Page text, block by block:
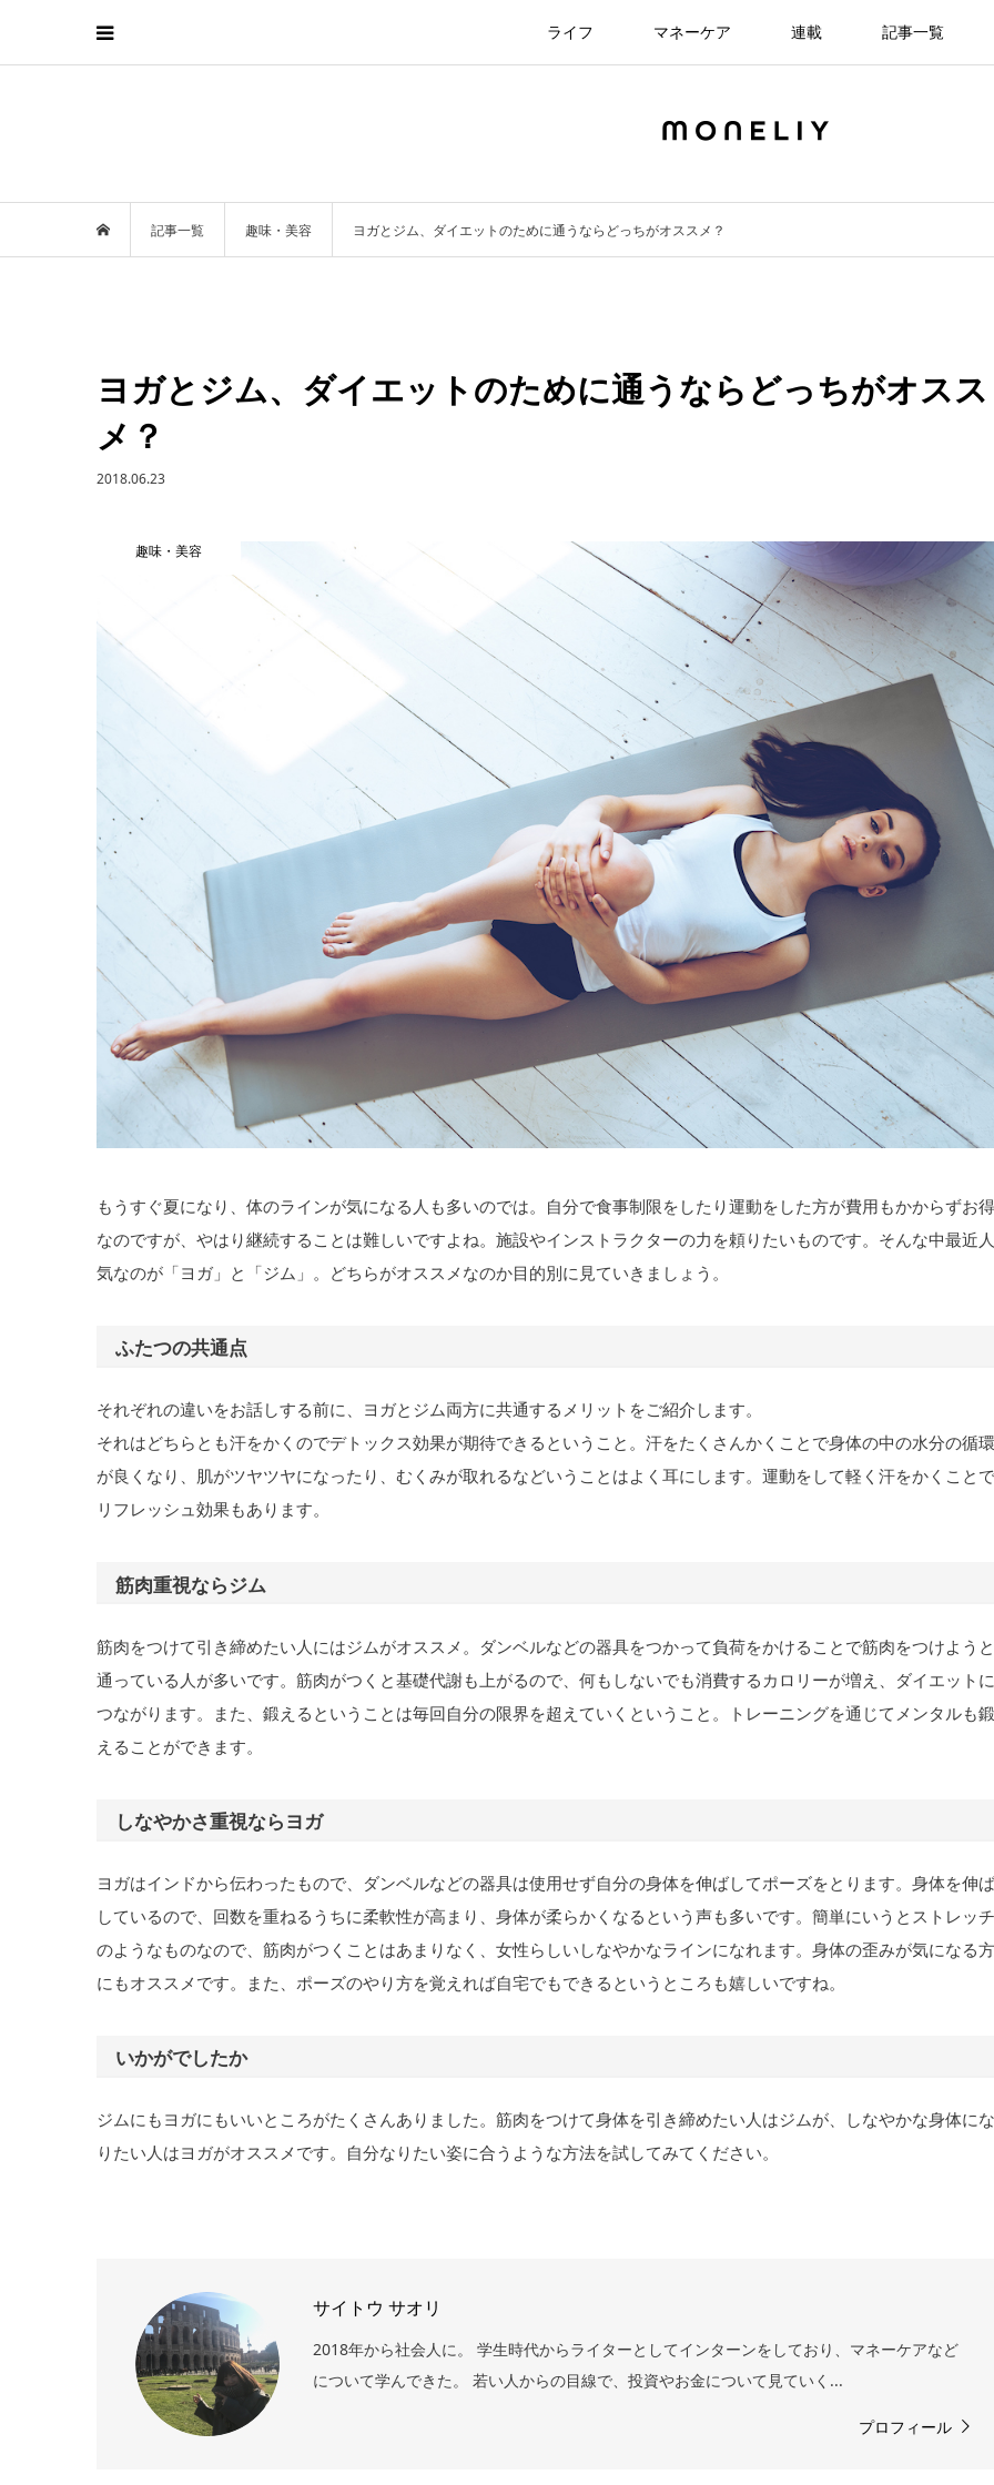
ライフ マネーケア 連載 記事一覧
記事一覧 趣味・美容 ヨガとジム、ダイエットのために通うならどっちがオススメ？
ヨガとジム、ダイエットのために通うならどっちがオスス
メ？
2018.06.23
趣味・美容
もうすぐ夏になり、体のラインが気になる人も多いのでは。自分で食事制限をしたり運動をした方が費用もかからずお得
なのですが、やはり継続することは難しいですよね。施設やインストラクターの力を頼りたいものです。そんな中最近人
気なのが「ヨガ」と「ジム」。どちらがオススメなのか目的別に見ていきましょう。
ふたつの共通点
それぞれの違いをお話しする前に、ヨガとジム両方に共通するメリットをご紹介します。
それはどちらとも汗をかくのでデトックス効果が期待できるということ。汗をたくさんかくことで身体の中の水分の循環
が良くなり、肌がツヤツヤになったり、むくみが取れるなどいうことはよく耳にします。運動をして軽く汗をかくことで
リフレッシュ効果もあります。
筋肉重視ならジム
筋肉をつけて引き締めたい人にはジムがオススメ。ダンベルなどの器具をつかって負荷をかけることで筋肉をつけようと
通っている人が多いです。筋肉がつくと基礎代謝も上がるので、何もしないでも消費するカロリーが増え、ダイエットに
つながります。また、鍛えるということは毎回自分の限界を超えていくということ。トレーニングを通じてメンタルも鍛
えることができます。
しなやかさ重視ならヨガ
ヨガはインドから伝わったもので、ダンベルなどの器具は使用せず自分の身体を伸ばしてポーズをとります。身体を伸ば
しているので、回数を重ねるうちに柔軟性が高まり、身体が柔らかくなるという声も多いです。簡単にいうとストレッチ
のようなものなので、筋肉がつくことはあまりなく、女性らしいしなやかなラインになれます。身体の歪みが気になる方
にもオススメです。また、ポーズのやり方を覚えれば自宅でもできるというところも嬉しいですね。
いかがでしたか
ジムにもヨガにもいいところがたくさんありました。筋肉をつけて身体を引き締めたい人はジムが、しなやかな身体にな
りたい人はヨガがオススメです。自分なりたい姿に合うような方法を試してみてください。
サイトウ サオリ
2018年から社会人に。 学生時代からライターとしてインターンをしており、マネーケアなど
について学んできた。 若い人からの目線で、投資やお金について見ていく...
プロフィール